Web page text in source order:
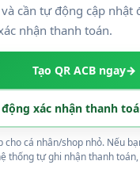
cần tự động cập
nhận thanh toán.
Tạo QR ACB ngay→
xác nhận thanh
cho cá nhân/shop nhỏ. Nếu
thống tự ghi nhận thanh